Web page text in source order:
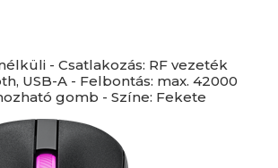
- Csatlakozás: RF vezeték
USB-A - Felbontás: max. 42000
gomb - Színe: Fekete